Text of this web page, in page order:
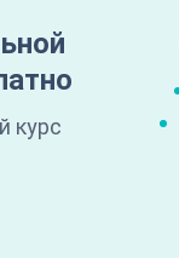
курс